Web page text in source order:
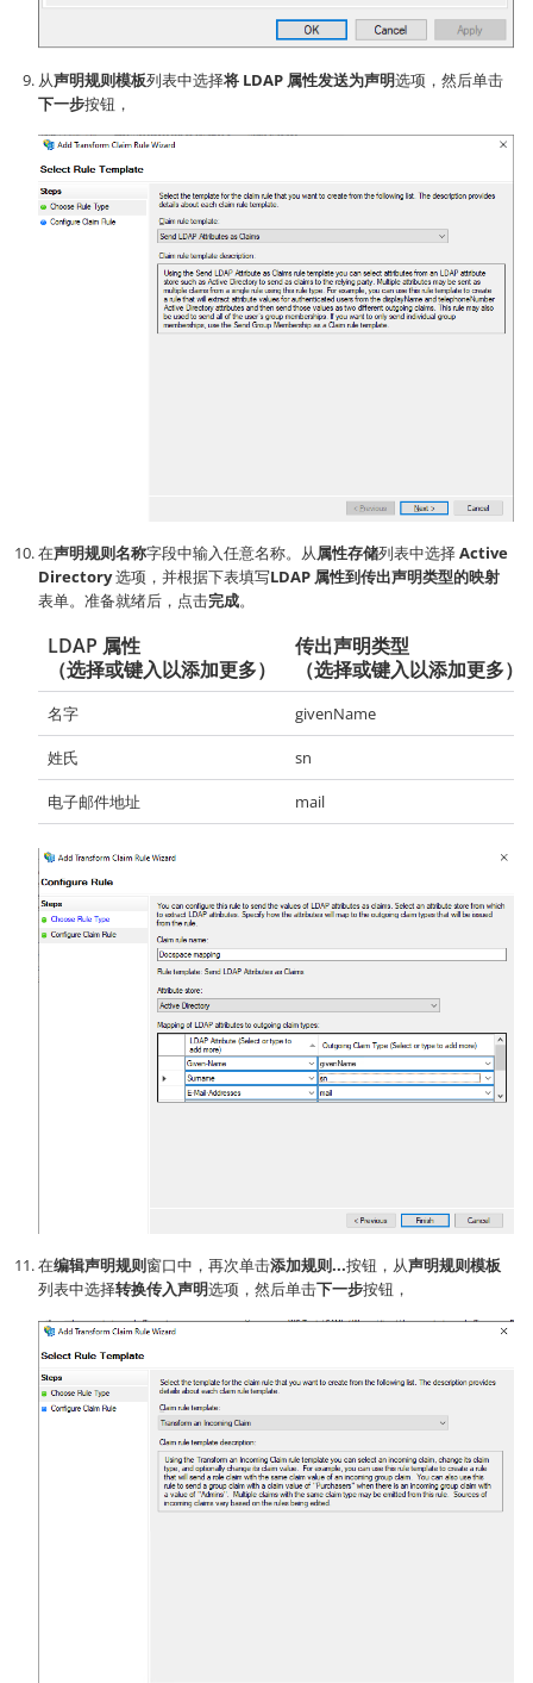
从声明规则模板列表中选择将 LDAP 属性发送为声明选项，然后单击
下一步按钮，
在声明规则名称字段中输入任意名称。从属性存储列表中选择Active
Directory选项，并根据下表填写LDAP 属性到传出声明类型的映射
表单。准备就绪后，点击完成。
LDAP 属性
（选择或键入以添加更多）
传出声明类型
（选择或键入以添加更多）
名字 givenName
姓氏 sn
电子邮件地址 mail
在编辑声明规则 窗口中，再次单击添加规则...按钮，从声明规则模板
列表中选择转换传入声明选项，然后单击下一步按钮，